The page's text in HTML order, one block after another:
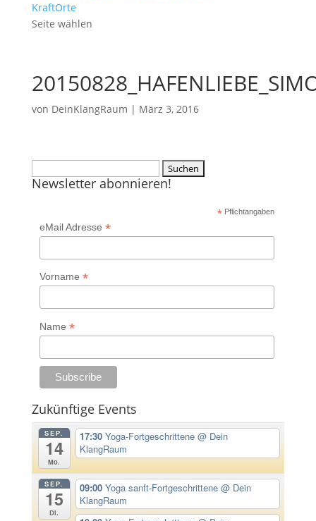
KraftOrte
Seite wählen
von DeinKlangRaum | März 3, 2016
nach:
Newsletter abonnieren!
* Pflichtangaben
eMail Adresse *
Vorname *
Name *
Zukünftige Events
SEP.
14
Mo.
17:30Yoga-Fortgeschrittene@ Dein
KlangRaum
SEP.
15
Di.
09:00Yoga sanft-Fortgeschrittene@ Dein
KlangRaum